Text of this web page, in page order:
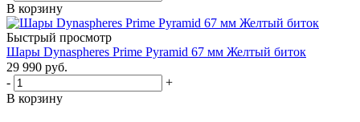
В корзину
Быстрый просмотр
Шары Dynaspheres Prime Pyramid 67 мм Желтый биток
29 990 руб.
-
+
В корзину